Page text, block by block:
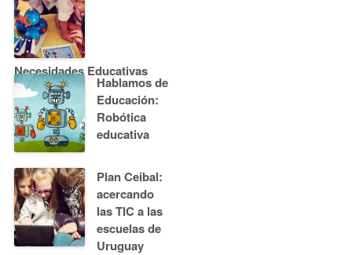
Necesidades Educativas
Especiales
Hablamos de
Educación:
Robótica
educativa
Plan Ceibal:
acercando
las TIC a las
escuelas de
Uruguay